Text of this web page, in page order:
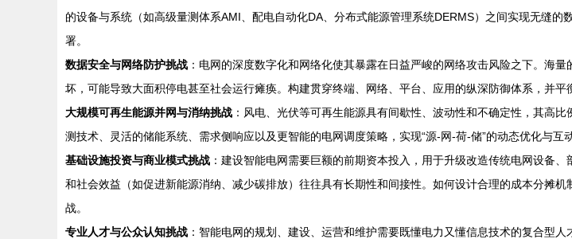
的设备与系统（如高级量测体系AMI、配电自动化DA、分布式能源管理系统DERMS）之间实现无缝
署。
数据安全与网络防护挑战 ：电网的深度数字化和网络化使其暴露在日益严峻的网络攻击风险之下。海
坏，可能导致大面积停电甚至社会运行瘫痪。构建贯穿终端、网络、平台、应用的纵深防御体系，并平
大规模可再生能源并网与消纳挑战 ：风电、光伏等可再生能源具有间歇性、波动性和不确定性，其高
测技术、灵活的储能系统、需求侧响应以及更智能的电网调度策略，实现“源-网-荷-储”的动态优化与互
基础设施投资与商业模式挑战 ：建设智能电网需要巨额的前期资本投入，用于升级改造传统电网设备
和社会效益（如促进新能源消纳、减少碳排放）往往具有长期性和间接性。如何设计合理的成本分摊
战。
专业人才与公众认知挑战 ：智能电网的规划、建设、运营和维护需要既懂电力又懂信息技术的复合型